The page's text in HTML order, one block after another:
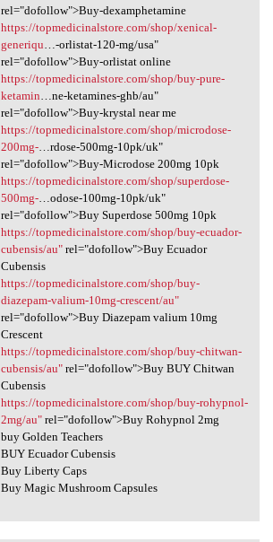
rel="dofollow">Buy-dexamphetamine
https://topmedicinalstore.com/shop/xenical-
generiqu…-orlistat-120-mg/usa"
rel="dofollow">Buy-orlistat online
https://topmedicinalstore.com/shop/buy-pure-
ketamin…ne-ketamines-ghb/au"
rel="dofollow">Buy-krystal near me
https://topmedicinalstore.com/shop/microdose-
200mg-…rdose-500mg-10pk/uk"
rel="dofollow">Buy-Microdose 200mg 10pk
https://topmedicinalstore.com/shop/superdose-
500mg-…odose-100mg-10pk/uk"
rel="dofollow">Buy Superdose 500mg 10pk
https://topmedicinalstore.com/shop/buy-ecuador-
cubensis/au"rel="dofollow">Buy Ecuador
Cubensis
https://topmedicinalstore.com/shop/buy-
diazepam-valium-10mg-crescent/au"
rel="dofollow">Buy Diazepam valium 10mg
Crescent
https://topmedicinalstore.com/shop/buy-chitwan-
cubensis/au"rel="dofollow">Buy BUY Chitwan
Cubensis
https://topmedicinalstore.com/shop/buy-rohypnol-
2mg/au"rel="dofollow">Buy Rohypnol 2mg
buy Golden Teachers
BUY Ecuador Cubensis
Buy Liberty Caps
Buy Magic Mushroom Capsules